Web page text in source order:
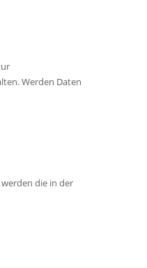
Werden Daten
die in der